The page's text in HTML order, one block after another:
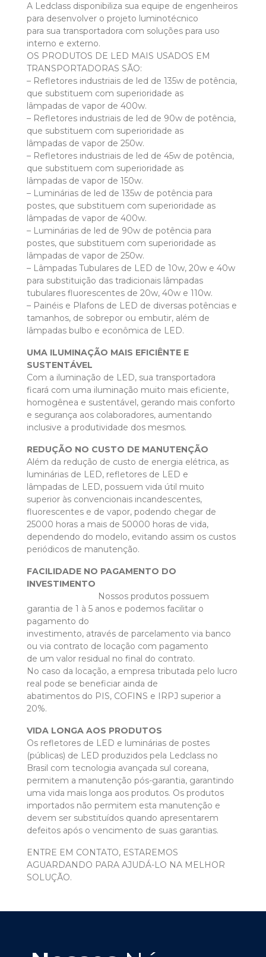
A Ledclass disponibiliza sua equipe de engenheiros
para desenvolver o projeto luminotécnico
para sua transportadora com soluções para uso
interno e externo.
OS PRODUTOS DE LED MAIS USADOS EM
TRANSPORTADORAS SÃO:
– Refletores industriais de led de 135w de potência,
que substituem com superioridade as
lâmpadas de vapor de 400w.
– Refletores industriais de led de 90w de potência,
que substituem com superioridade as
lâmpadas de vapor de 250w.
– Refletores industriais de led de 45w de potência,
que substituem com superioridade as
lâmpadas de vapor de 150w.
– Luminárias de led de 135w de potência para
postes, que substituem com superioridade as
lâmpadas de vapor de 400w.
– Luminárias de led de 90w de potência para
postes, que substituem com superioridade as
lâmpadas de vapor de 250w.
– Lâmpadas Tubulares de LED de 10w, 20w e 40w
para substituição das tradicionais lâmpadas
tubulares fluorescentes de 20w, 40w e 110w.
– Painéis e Plafons de LED de diversas potências e
tamanhos, de sobrepor ou embutir, além de
lâmpadas bulbo e econômica de LED.
UMA ILUMINAÇÃO MAIS EFICIÊNTE E
SUSTENTÁVEL
Com a iluminação de LED, sua transportadora
ficará com uma iluminação muito mais eficiente,
homogênea e sustentável, gerando mais conforto
e segurança aos colaboradores, aumentando
inclusive a produtividade dos mesmos.
REDUÇÃO NO CUSTO DE MANUTENÇÃO
Além da redução de custo de energia elétrica, as
luminárias de LED, refletores de LED e
lâmpadas de LED, possuem vida útil muito
superior às convencionais incandescentes,
fluorescentes e de vapor, podendo chegar de
25000 horas a mais de 50000 horas de vida,
dependendo do modelo, evitando assim os custos
periódicos de manutenção.
FACILIDADE NO PAGAMENTO DO
INVESTIMENTO
Nossos produtos possuem
garantia de 1 à 5 anos e podemos facilitar o
pagamento do
investimento, através de parcelamento via banco
ou via contrato de locação com pagamento
de um valor residual no final do contrato.
No caso da locação, a empresa tributada pelo lucro
real pode se beneficiar ainda de
abatimentos do PIS, COFINS e IRPJ superior a
20%.
VIDA LONGA AOS PRODUTOS
Os refletores de LED e luminárias de postes
(públicas) de LED produzidos pela Ledclass no
Brasil com tecnologia avançada sul coreana,
permitem a manutenção pós-garantia, garantindo
uma vida mais longa aos produtos. Os produtos
importados não permitem esta manutenção e
devem ser substituídos quando apresentarem
defeitos após o vencimento de suas garantias.
ENTRE EM CONTATO, ESTAREMOS
AGUARDANDO PARA AJUDÁ-LO NA MELHOR
SOLUÇÃO.